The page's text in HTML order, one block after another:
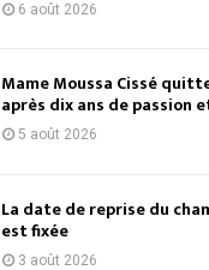
6 août 2026
Mame Moussa Cissé
après dix ans de passion
5 août 2026
La date de reprise du
est fixée
3 août 2026